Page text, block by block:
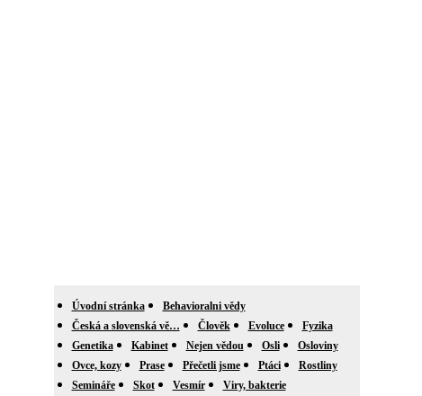
Úvodní stránka
Behavioralni vědy
Česká a slovenská vě…
Člověk Evoluce
Fyzika
Genetika
Kabinet Nejen vědou Osli
Osloviny
Ovce, kozy
Prase Přečetli jsme Ptáci
Rostliny
Semináře
Skot Vesmír Viry, bakterie